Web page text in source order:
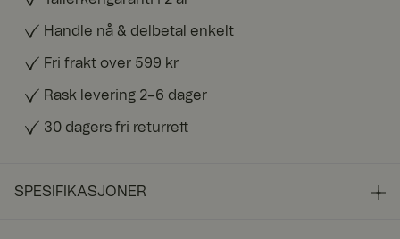
Handle nå & delbetal enkelt
Fri frakt over 599 kr
Rask levering 2–6 dager
30 dagers fri returrett
SPESIFIKASJONER